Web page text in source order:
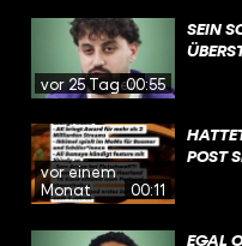
vor 25 Tagen00:55
SEIN
vor einem
Monat
00:11
POST
EGAL